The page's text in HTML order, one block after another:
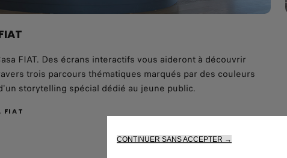
FIAT. Des écrans interactifs vous aideront à découvrir
trois parcours thématiques marqués par des couleurs
storytelling spécial dédié au jeune public.
FIAT
CONTINUER SANS ACCEPTER →